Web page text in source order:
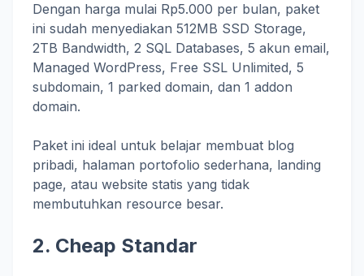
Dengan harga mulai Rp5.000 per bulan, paket
ini sudah menyediakan 512MB SSD Storage,
2TB Bandwidth, 2 SQL Databases, 5 akun email,
Managed WordPress, Free SSL Unlimited, 5
subdomain, 1 parked domain, dan 1 addon
domain.
Paket ini ideal untuk belajar membuat blog
pribadi, halaman portofolio sederhana, landing
page, atau website statis yang tidak
membutuhkan resource besar.
2. Cheap Standar